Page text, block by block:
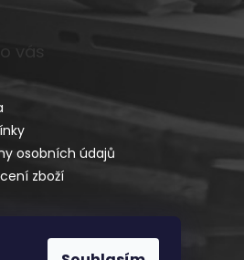
vás
osobních údajů
zboží